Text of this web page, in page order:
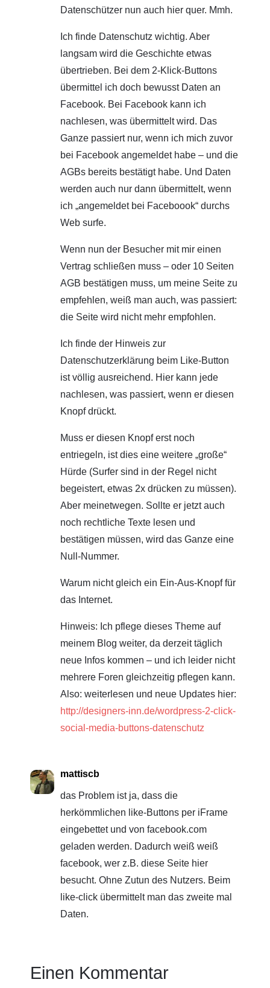
Datenschützer nun auch hier quer. Mmh.
Ich finde Datenschutz wichtig. Aber
langsam wird die Geschichte etwas
übertrieben. Bei dem 2-Klick-Buttons
übermittel ich doch bewusst Daten an
Facebook. Bei Facebook kann ich
nachlesen, was übermittelt wird. Das
Ganze passiert nur, wenn ich mich zuvor
bei Facebook angemeldet habe – und die
AGBs bereits bestätigt habe. Und Daten
werden auch nur dann übermittelt, wenn
ich „angemeldet bei Faceboook“ durchs
Web surfe.
Wenn nun der Besucher mit mir einen
Vertrag schließen muss – oder 10 Seiten
AGB bestätigen muss, um meine Seite zu
empfehlen, weiß man auch, was passiert:
die Seite wird nicht mehr empfohlen.
Ich finde der Hinweis zur
Datenschutzerklärung beim Like-Button
ist völlig ausreichend. Hier kann jede
nachlesen, was passiert, wenn er diesen
Knopf drückt.
Muss er diesen Knopf erst noch
entriegeln, ist dies eine weitere „große“
Hürde (Surfer sind in der Regel nicht
begeistert, etwas 2x drücken zu müssen).
Aber meinetwegen. Sollte er jetzt auch
noch rechtliche Texte lesen und
bestätigen müssen, wird das Ganze eine
Null-Nummer.
Warum nicht gleich ein Ein-Aus-Knopf für
das Internet.
Hinweis: Ich pflege dieses Theme auf
meinem Blog weiter, da derzeit täglich
neue Infos kommen – und ich leider nicht
mehrere Foren gleichzeitig pflegen kann.
Also: weiterlesen und neue Updates hier:
http://designers-inn.de/wordpress-2-click-
social-media-buttons-datenschutz
mattiscb
das Problem ist ja, dass die
herkömmlichen like-Buttons per iFrame
eingebettet und von facebook.com
geladen werden. Dadurch weiß weiß
facebook, wer z.B. diese Seite hier
besucht. Ohne Zutun des Nutzers. Beim
like-click übermittelt man das zweite mal
Daten.
Einen Kommentar